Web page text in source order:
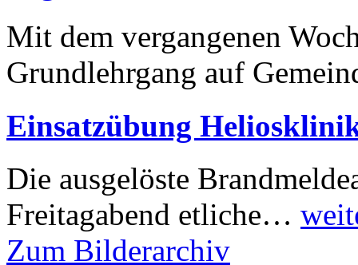
Mit dem vergangenen
Grundlehrgang auf
Einsatzübung
Die ausgelöste
Freitagabend etliche…
Zum Bilderarchiv